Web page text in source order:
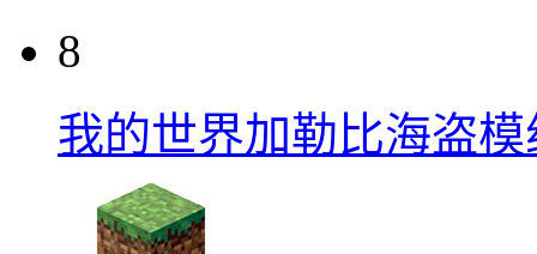
8
我的世界加勒比海盗